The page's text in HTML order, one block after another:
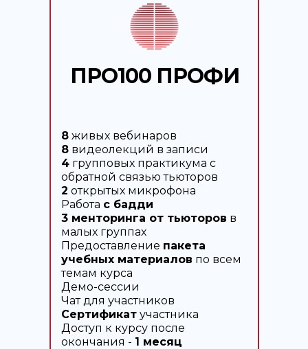
ПРО100 ПРОФИ
8 живых вебинаров
8 видеолекций в записи
4 групповых практикума с
обратной связью тьюторов
2 открытых микрофона
Работа с бадди
3 менторинга от тьюторов в
малых группах
Предоставление пакета
учебных материалов по всем
темам курса
Демо-сессии
Чат для участников
Сертификат участника
Доступ к курсу после
окончания - 1 месяц